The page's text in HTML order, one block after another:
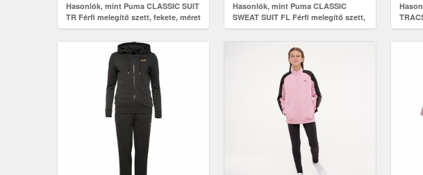
Hasonlók, mint Puma CLASSIC SUIT
TR Férfi melegítő szett, fekete, méret
Hasonlók, mint Puma CLASSIC
SWEAT SUIT FL Férfi melegítő szett,
fekete, méret